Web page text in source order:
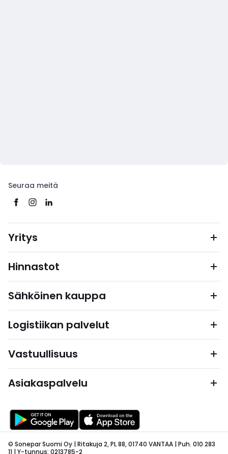
Seuraa meitä
Yritys
Hinnastot
Sähköinen kauppa
Logistiikan palvelut
Vastuullisuus
Asiakaspalvelu
© Sonepar Suomi Oy | Ritakuja 2, PL 88, 01740 VANTAA | Puh. 010 283
11 | Y-tunnus: 0213785-2